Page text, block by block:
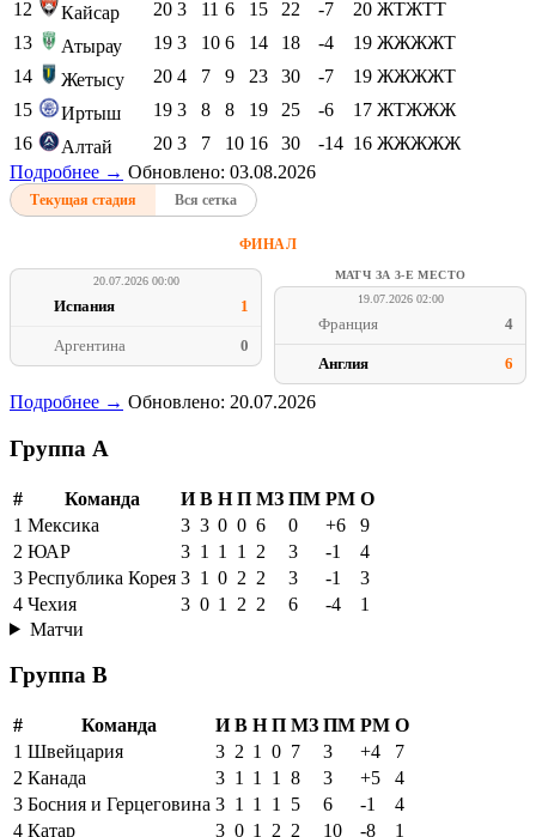
12
Кайсар 20 3 11 6 15 22 -7 20 ЖТЖТТ
13
Атырау 19 3 10 6 14 18 -4 19 ЖЖЖЖТ
14
Жетысу 20 4 7 9 23 30 -7 19 ЖЖЖЖТ
15
Иртыш 19 3 8 8 19 25 -6 17 ЖТЖЖЖ
16
Алтай 20 3 7 10 16 30 -14 16 ЖЖЖЖЖ
Подробнее → Обновлено: 03.08.2026
Текущая стадия Вся сетка
ФИНАЛ
20.07.2026 00:00
Испания 1
Аргентина 0
МАТЧ ЗА 3-Е МЕСТО
19.07.2026 02:00
Франция 4
Англия 6
Подробнее → Обновлено: 20.07.2026
Группа A
# Команда И В Н П МЗ ПМ РМ О
1 Мексика 3 3 0 0 6 0 +6
9
2 ЮАР 3 1 1 1 2 3 -1
4
3 Республика Корея 3 1 0 2 2 3 -1
3
4 Чехия 3 0 1 2 2 6 -4
1
Матчи
Группа B
# Команда И В Н П МЗ ПМ РМ О
1 Швейцария 3 2 1 0 7 3 +4
7
2 Канада 3 1 1 1 8 3 +5
4
3 Босния и Герцеговина 3 1 1 1 5 6 -1
4
4 Катар 3 0 1 2 2 10 -8 1